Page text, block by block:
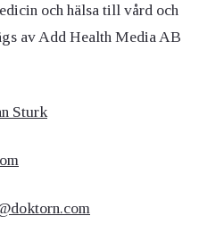
och hälsa till vård och
av Add Health Media AB
Sturk